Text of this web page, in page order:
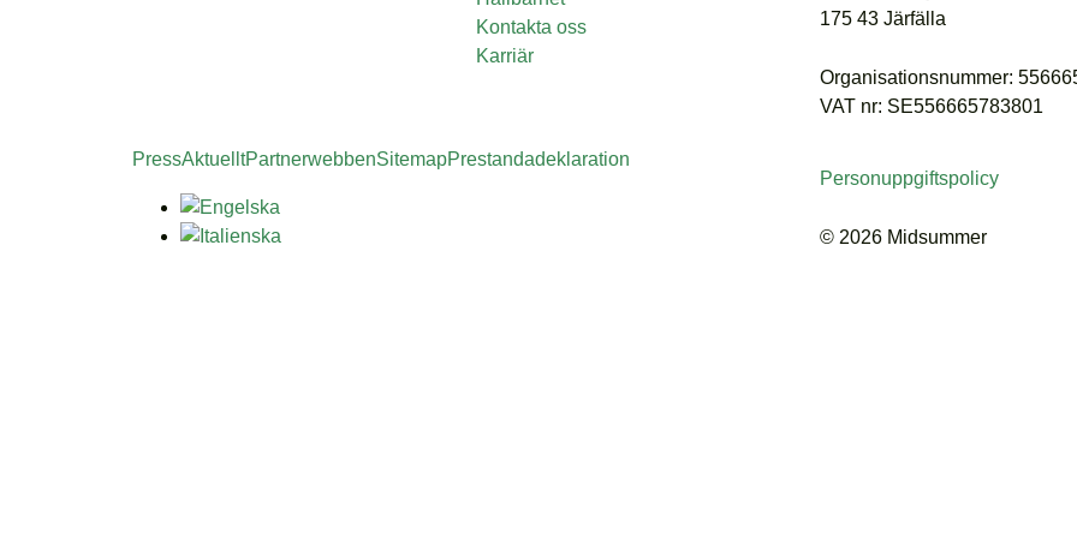
Kontakta oss
Karriär
175 43 Järfälla
Organisationsnummer:
VAT nr: SE556665783801
PressAktuelltPartnerwebbenSitemapPrestandadeklaration
Personuppgiftspolicy
© 2026 Midsummer